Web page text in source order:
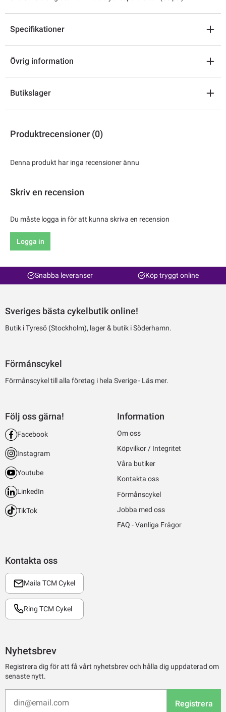
Specifikationer
Övrig information
Butikslager
Produktrecensioner (0)
Denna produkt har inga recensioner ännu
Skriv en recension
Du måste logga in för att kunna skriva en recension
Logga in
Snabba leveranser Köp tryggt online
Sveriges bästa cykelbutik online!
Butik i Tyresö (Stockholm), lager & butik i Söderhamn.
Förmånscykel
Förmånscykel till alla företag i hela Sverige - Läs mer.
Kontakta oss
Maila TCM Cykel
Ring TCM Cykel
Följ oss gärna!
Facebook
Instagram
Youtube
LinkedIn
TikTok
Information
Om oss
Köpvilkor / Integritet
Våra butiker
Kontakta oss
Förmånscykel
Jobba med oss
FAQ - Vanliga Frågor
Nyhetsbrev
Registrera dig för att få vårt nyhetsbrev och hålla dig uppdaterad om
senaste nytt.
Registrera